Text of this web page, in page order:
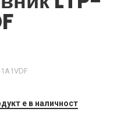
е в наличност